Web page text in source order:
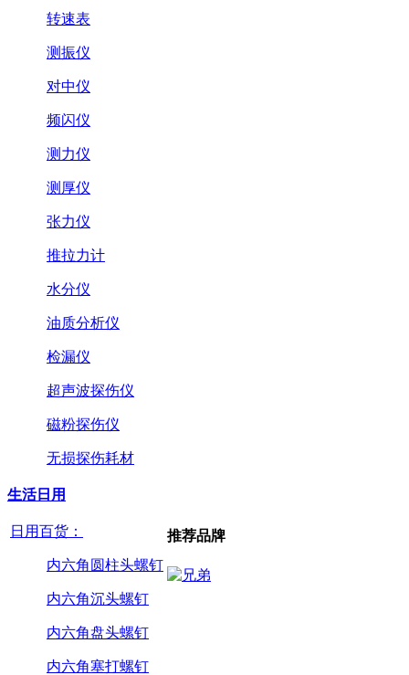
转速表
测振仪
对中仪
频闪仪
测力仪
测厚仪
张力仪
推拉力计
水分仪
油质分析仪
检漏仪
超声波探伤仪
磁粉探伤仪
无损探伤耗材
生活日用
日用百货：
内六角圆柱头螺钉
内六角沉头螺钉
内六角盘头螺钉
内六角塞打螺钉
推荐品牌